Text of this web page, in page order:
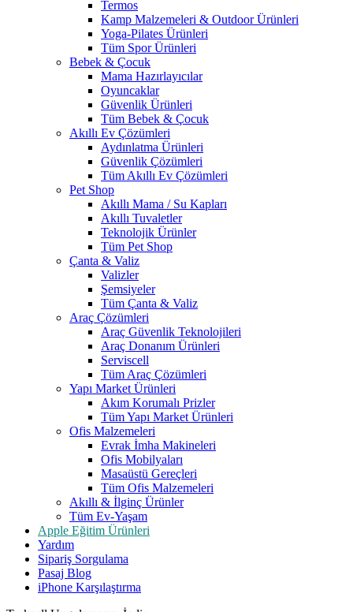
Termos
Kamp Malzemeleri & Outdoor Ürünleri
Yoga-Pilates Ürünleri
Tüm Spor Ürünleri
Bebek & Çocuk
Mama Hazırlayıcılar
Oyuncaklar
Güvenlik Ürünleri
Tüm Bebek & Çocuk
Akıllı Ev Çözümleri
Aydınlatma Ürünleri
Güvenlik Çözümleri
Tüm Akıllı Ev Çözümleri
Pet Shop
Akıllı Mama / Su Kapları
Akıllı Tuvaletler
Teknolojik Ürünler
Tüm Pet Shop
Çanta & Valiz
Valizler
Şemsiyeler
Tüm Çanta & Valiz
Araç Çözümleri
Araç Güvenlik Teknolojileri
Araç Donanım Ürünleri
Serviscell
Tüm Araç Çözümleri
Yapı Market Ürünleri
Akım Korumalı Prizler
Tüm Yapı Market Ürünleri
Ofis Malzemeleri
Evrak İmha Makineleri
Ofis Mobilyaları
Masaüstü Gereçleri
Tüm Ofis Malzemeleri
Akıllı & İlginç Ürünler
Tüm Ev-Yaşam
Apple Eğitim Ürünleri
Yardım
Sipariş Sorgulama
Pasaj Blog
iPhone Karşılaştırma